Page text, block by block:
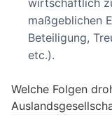
maßgeblichen
Beteiligung,
etc.).
Welche Folgen